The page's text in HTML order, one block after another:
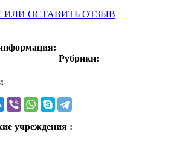
ИЛИ ОСТАВИТЬ ОТЗЫВ
—
Рубрики:
учреждения :